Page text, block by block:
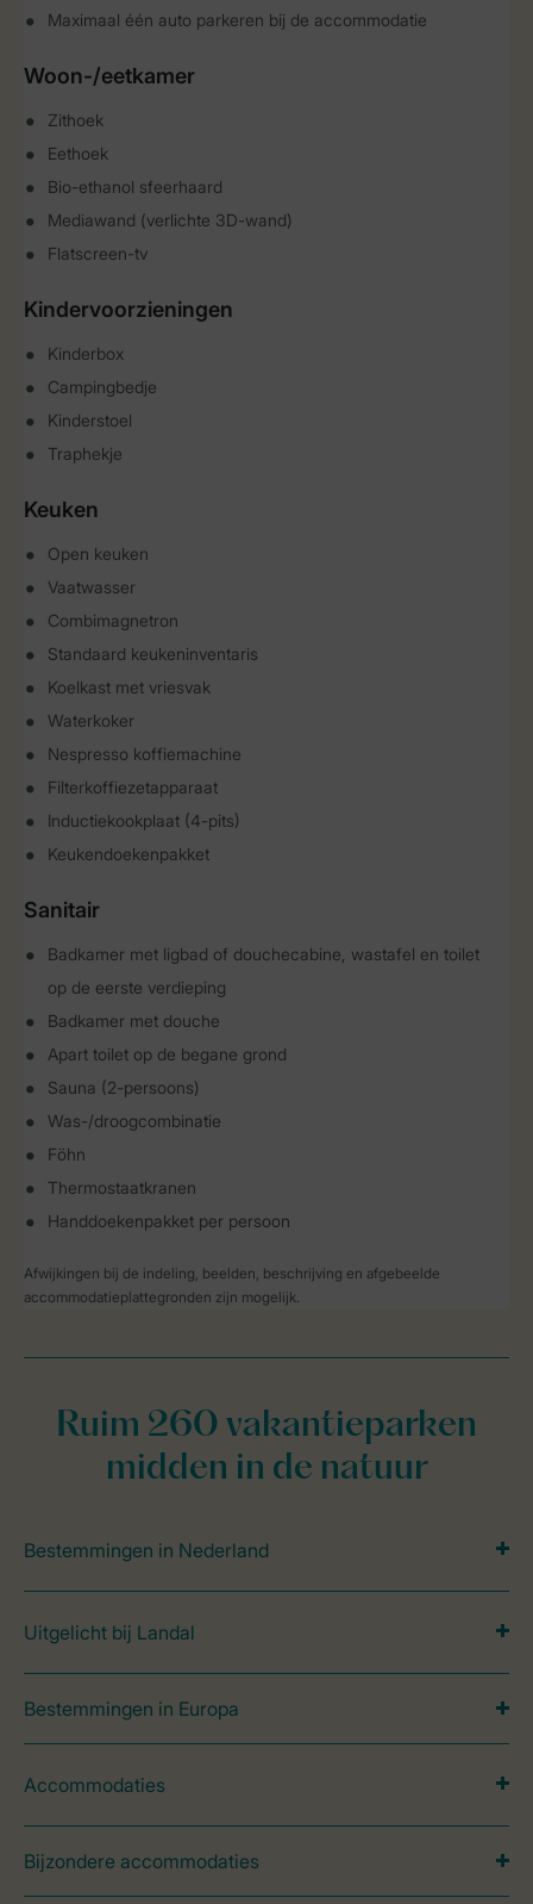
Maximaal één auto parkeren bij de accommodatie
Woon-/eetkamer
Zithoek
Eethoek
Bio-ethanol sfeerhaard
Mediawand (verlichte 3D-wand)
Flatscreen-tv
Kindervoorzieningen
Kinderbox
Campingbedje
Kinderstoel
Traphekje
Keuken
Open keuken
Vaatwasser
Combimagnetron
Standaard keukeninventaris
Koelkast met vriesvak
Waterkoker
Nespresso koffiemachine
Filterkoffiezetapparaat
Inductiekookplaat (4-pits)
Keukendoekenpakket
Sanitair
Badkamer met ligbad of douchecabine, wastafel en toilet
op de eerste verdieping
Badkamer met douche
Apart toilet op de begane grond
Sauna (2-persoons)
Was-/droogcombinatie
Föhn
Thermostaatkranen
Handdoekenpakket per persoon
Afwijkingen bij de indeling, beelden, beschrijving en afgebeelde
accommodatieplattegronden zijn mogelijk.
Ruim 260 vakantieparken
midden in de natuur
Bestemmingen in Nederland
Uitgelicht bij Landal
Bestemmingen in Europa
Accommodaties
Bijzondere accommodaties